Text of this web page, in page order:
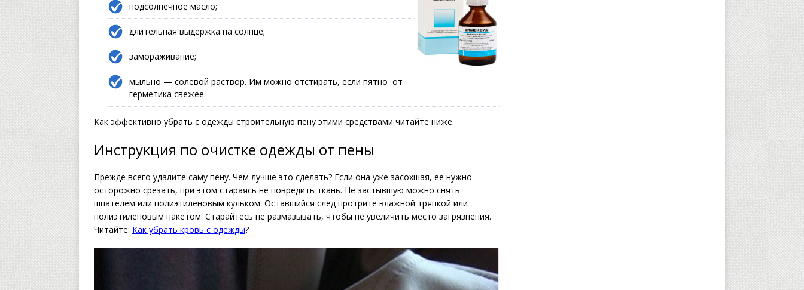
подсолнечное масло;
длительная выдержка на солнце;
замораживание;
мыльно — солевой раствор. Им можно отстирать, если пятно от
герметика свежее.
Как эффективно убрать с одежды строительную пену этими средствами читайте ниже.
Инструкция по очистке одежды от пены
Прежде всего удалите саму пену. Чем лучше это сделать? Если она уже засохшая, ее нужно
осторожно срезать, при этом стараясь не повредить ткань. Не застывшую можно снять
шпателем или полиэтиленовым кульком. Оставшийся след протрите влажной тряпкой или
полиэтиленовым пакетом. Старайтесь не размазывать, чтобы не увеличить место загрязнения.
Читайте: Как убрать кровь с одежды?